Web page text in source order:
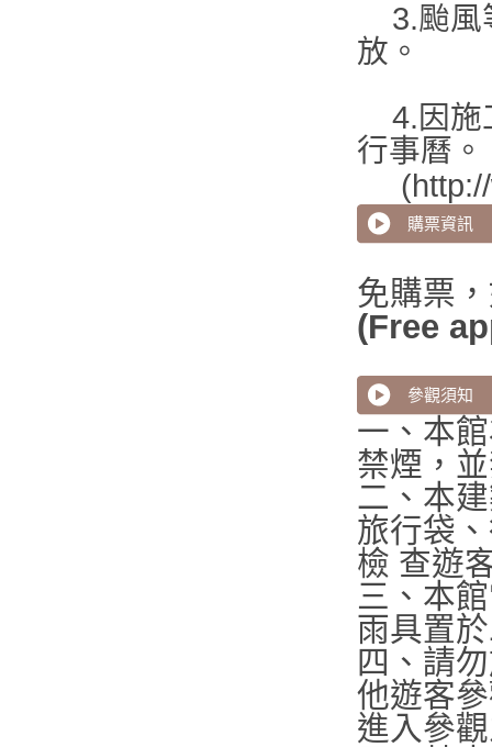
3.颱風
放。
4.因施
行事曆。
購票資訊
免購票
(Free
參觀須知
一、本
禁煙，
二、本
旅行袋
檢 查遊
三、本
雨具置
四、請
他遊客
進入參